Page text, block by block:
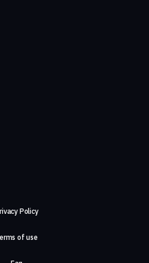
Policy
of use